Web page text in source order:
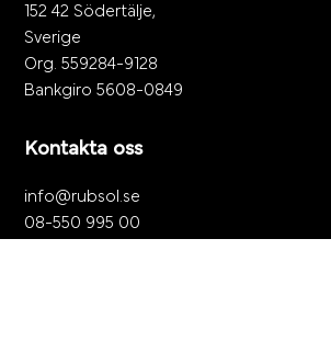
152 42 Södertälje,
Sverige
Org. 559284-9128
Bankgiro 5608-0849
Kontakta oss
info@rubsol.se
08-550 995 00